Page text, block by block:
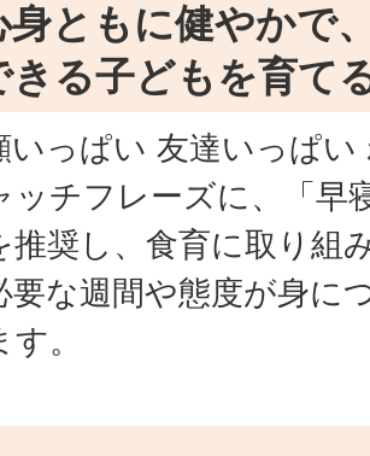
身ともに健やかで
きる子どもを育て
いっぱい 友達いっぱ
ッチフレーズに、「早
推奨し、食育に取り組
要な週間や態度が身に
。